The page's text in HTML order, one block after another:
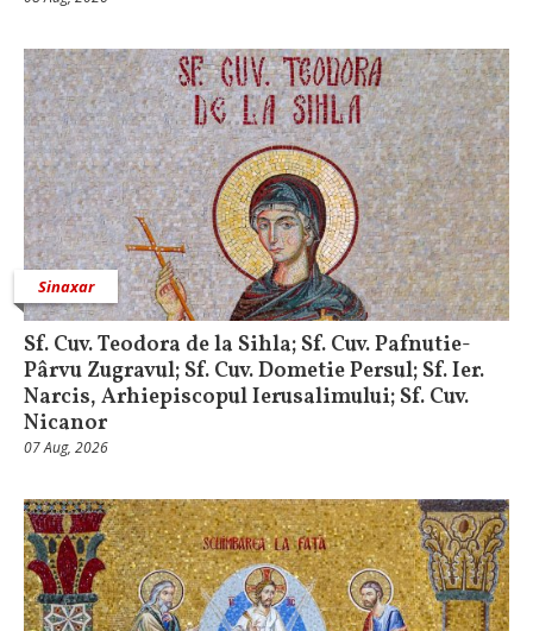
Sinaxar
Sf. Cuv. Teodora de la Sihla; Sf. Cuv. Pafnutie-
Pârvu Zugravul; Sf. Cuv. Dometie Persul; Sf. Ier.
Narcis, Arhiepiscopul Ierusalimului; Sf. Cuv.
Nicanor
07 Aug, 2026